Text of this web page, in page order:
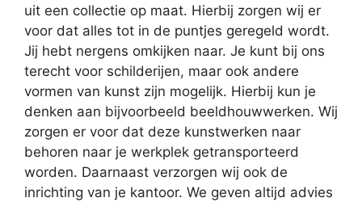
uit een collectie op maat. Hierbij zorgen wij er
voor dat alles tot in de puntjes geregeld wordt.
Jij hebt nergens omkijken naar. Je kunt bij ons
terecht voor schilderijen, maar ook andere
vormen van kunst zijn mogelijk. Hierbij kun je
denken aan bijvoorbeeld beeldhouwwerken. Wij
zorgen er voor dat deze kunstwerken naar
behoren naar je werkplek getransporteerd
worden. Daarnaast verzorgen wij ook de
inrichting van je kantoor. We geven altijd advies